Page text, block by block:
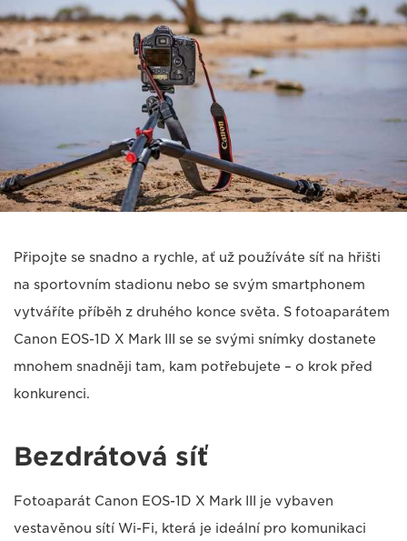
Připojte se snadno a rychle, ať už používáte síť na hřišti
na sportovním stadionu nebo se svým smartphonem
vytváříte příběh z druhého konce světa. S fotoaparátem
Canon EOS-1D X Mark III se se svými snímky dostanete
mnohem snadněji tam, kam potřebujete – o krok před
konkurenci.
Bezdrátová síť
Fotoaparát Canon EOS-1D X Mark III je vybaven
vestavěnou sítí Wi-Fi, která je ideální pro komunikaci